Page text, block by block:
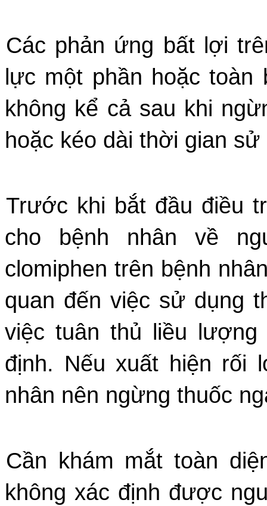
Các phản ứng bất lợi
lực một phần hoặc toàn
không kể cả sau khi
hoặc kéo dài thời gian sử
Trước khi bắt đầu điều
cho bệnh nhân về
clomiphen trên bệnh
quan đến việc sử dụng
việc tuân thủ liều
định. Nếu xuất hiện rối
nhân nên ngừng thuốc
Cần khám mắt toàn
không xác định được